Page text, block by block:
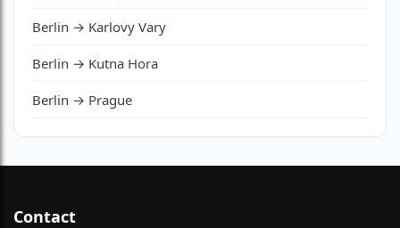
Berlin → Karlovy Vary
Berlin → Kutna Hora
Berlin → Prague
Contact